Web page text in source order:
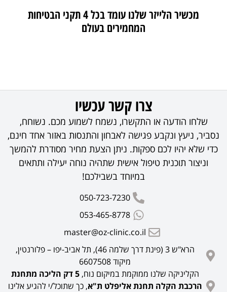
מכשיר הלייזר שלנו עומד בכל 4 תקני הבטיחות
המחמירים בעולם
צרו קשר עכשיו
שלחו הודעה או התקשרו, נשמח לשמוע מכם. נשוחח,
נסביר, ניעץ ונקבע פגישה לאבחון והתנסות באזור אחד חינם,
כדי שלא יהיו לכם ספקות. ניתן הצעת מחיר מסודרת להמשך
וניצור תוכנית טיפול אישית שתהיה נוחה יעילה ותתאים
במיוחד בשבילכם!
050-723-7230
053-465-8778
master@oz-clinic.co.il
הרא"ש 3 (פינת דרך שלמה 46), תל אביב-יפו – פלורנטין,
מיקוד 6607508
הקליניקה שלנו ממוקמת במיקום נוח, 5 דק הליכה מתחנת
הרכבת הקלה תחנת אליפלט ת"א, כך שתוכל/י להגיע אלינו